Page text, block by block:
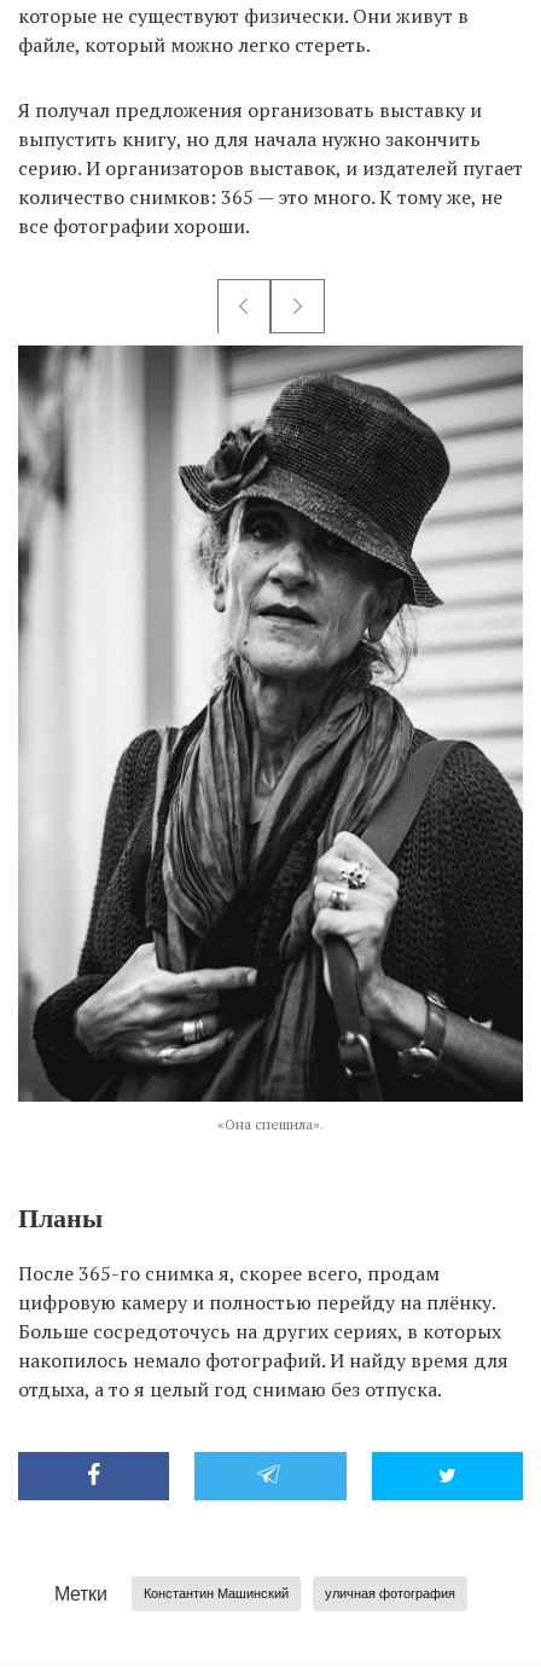
которые не существуют физически. Они живут в
файле, который можно легко стереть.
Я получал предложения организовать выставку и
выпустить книгу, но для начала нужно закончить
серию. И организаторов выставок, и издателей пугает
количество снимков: 365 — это много. К тому же, не
все фотографии хороши.
«Она спешила».
Планы
После 365-го снимка я, скорее всего, продам
цифровую камеру и полностью перейду на плёнку.
Больше сосредоточусь на других сериях, в которых
накопилось немало фотографий. И найду время для
отдыха, а то я целый год снимаю без отпуска.
Метки Константин Машинский уличная фотография